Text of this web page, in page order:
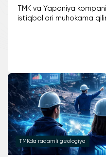
TMK va Yaponiya
istiqbollari muhokama
TMKda raqamli geologiya